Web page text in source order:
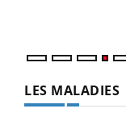
LES MALADIES